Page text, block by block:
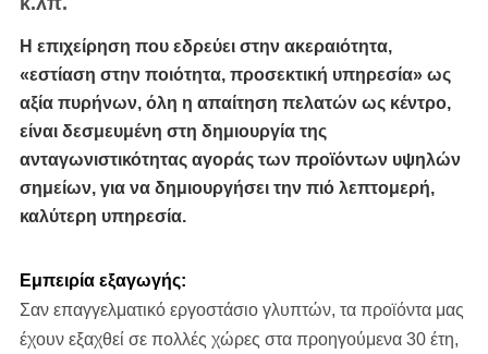
Η επιχείρηση που εδρεύει στην ακεραιότητα,
«εστίαση στην ποιότητα, προσεκτική υπηρεσία» ως
αξία πυρήνων, όλη η απαίτηση πελατών ως κέντρο,
είναι δεσμευμένη στη δημιουργία της
ανταγωνιστικότητας αγοράς των προϊόντων υψηλών
σημείων, για να δημιουργήσει την πιό λεπτομερή,
καλύτερη υπηρεσία.
Εμπειρία εξαγωγής:
Σαν επαγγελματικό εργοστάσιο γλυπτών, τα προϊόντα μας
έχουν εξαχθεί σε πολλές χώρες στα προηγούμενα 30 έτη,